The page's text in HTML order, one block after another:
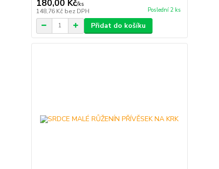
180,00 Kč/ks
148,76 Kč bez DPH Poslední 2 ks
Přidat do košíku